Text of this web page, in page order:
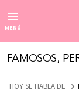
MENÚ
FAMOSOS,
HOY SE HABLA DE